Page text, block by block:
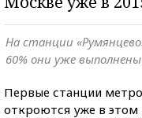
На станции
60% они уже выполнены
Первые станции
откроются уже в